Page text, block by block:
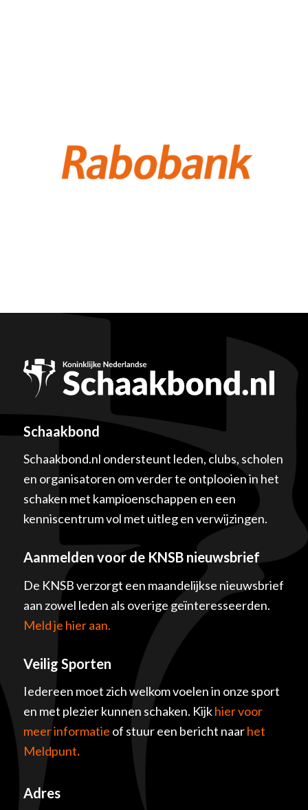
Schaakbond
Schaakbond.nl ondersteunt leden, clubs, scholen
en organisatoren om verder te ontplooien in het
schaken met kampioenschappen en een
kenniscentrum vol met uitleg en verwijzingen.
Aanmelden voor de KNSB nieuwsbrief
De KNSB verzorgt een maandelijkse nieuwsbrief
aan zowel leden als overige geïnteresseerden.
Meld je hier aan.
Veilig Sporten
Iedereen moet zich welkom voelen in onze sport
en met plezier kunnen schaken. Kijkhier voor
meer informatie of stuur een bericht naarhet
Meldpunt.
Adres